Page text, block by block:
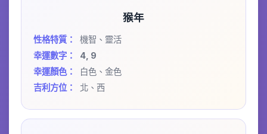
猴年
性格特質：
機智、靈活
幸運數字：
4, 9
幸運顏色：
白色、金色
吉利方位：
北、西